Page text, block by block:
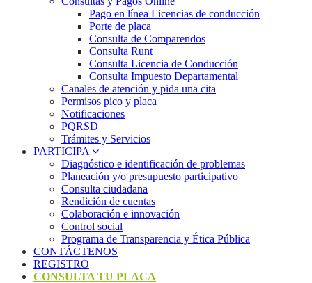
Pago en línea Licencias de conducción
Porte de placa
Consulta de Comparendos
Consulta Runt
Consulta Licencia de Conducción
Consulta Impuesto Departamental
Canales de atención y pida una cita
Permisos pico y placa
Notificaciones
PQRSD
Trámites y Servicios
PARTICIPA
Diagnóstico e identificación de problemas
Planeación y/o presupuesto participativo​
Consulta ciudadana
Rendición de cuentas
Colaboración e innovación
Control social
Programa de Transparencia y Ética Pública
CONTÁCTENOS
REGISTRO
CONSULTA TU PLACA